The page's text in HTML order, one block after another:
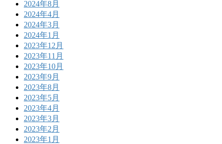
2024年8月
2024年4月
2024年3月
2024年1月
2023年12月
2023年11月
2023年10月
2023年9月
2023年8月
2023年5月
2023年4月
2023年3月
2023年2月
2023年1月